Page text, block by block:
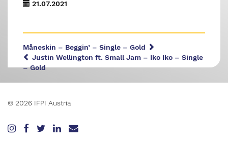
21.07.2021
Måneskin – Beggin’ – Single – Gold
Justin Wellington ft. Small Jam – Iko Iko – Single
– Gold
© 2026 IFPI Austria